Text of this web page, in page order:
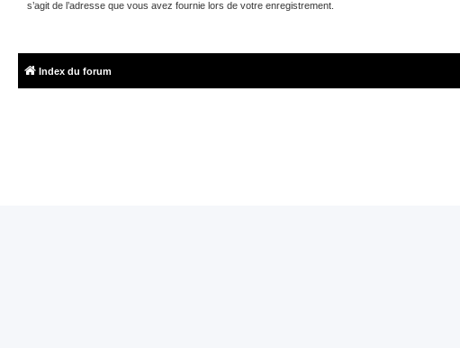
s’agit de l’adresse que vous avez fournie lors de votre enregistrement.
Index du forum